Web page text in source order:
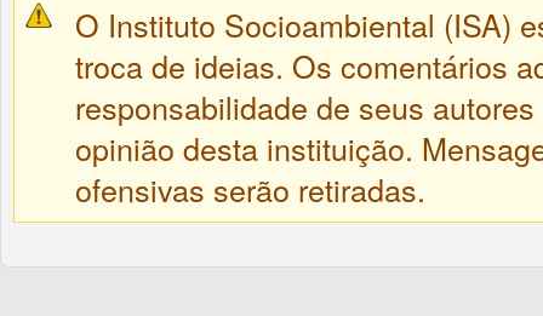
O Instituto Socioambiental (ISA)
troca de ideias. Os comentários
responsabilidade de seus
opinião desta instituição.
ofensivas serão retiradas.